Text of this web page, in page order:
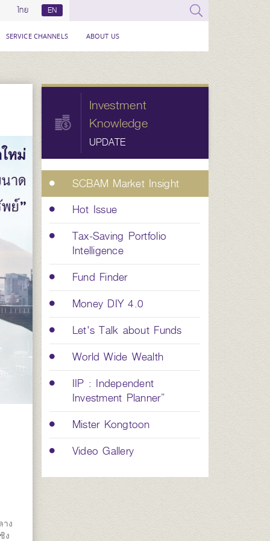
ไทย EN
SERVICE CHANNELS ABOUT US
ง
ง
Investment
Knowledge
UPDATE
SCBAM Market Insight
Hot Issue
Tax-Saving Portfolio
Intelligence
Fund Finder
Money DIY 4.0
Let's Talk about Funds
World Wide Wealth
IIP : Independent
Investment Planner”
Mister Kongtoon
Video Gallery